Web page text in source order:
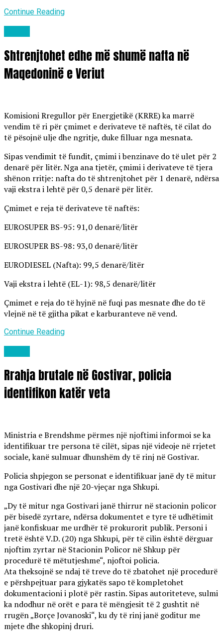
Continue Reading
Shtrenjtohet edhe më shumë nafta në
Maqedoninë e Veriut
Komisioni Rregullor për Energjetikë (KRRE) ka marrë
vendim të ri për çmimet e derivateve të naftës, të cilat do
të pësojnë ulje dhe ngritje, duke filluar nga mesnata.
Sipas vendimit të fundit, çmimi i benzinave do të ulet për 2
denarë për litër. Nga ana tjetër, çmimi i derivateve të tjera
shënon rritje: nafta do të shtrenjtohet për 1 denarë, ndërsa
vaji ekstra i lehtë për 0,5 denarë për litër.
Çmimet e reja të derivateve të naftës:
EUROSUPER BS-95: 91,0 denarë/litër
EUROSUPER BS-98: 93,0 denarë/litër
EURODIESEL (Nafta): 99,5 denarë/litër
Vaji ekstra i lehtë (EL-1): 98,5 denarë/litër
Çmimet e reja do të hyjnë në fuqi pas mesnate dhe do të
vlejnë në të gjitha pikat e karburanteve në vend.
Continue Reading
Rrahja brutale në Gostivar, policia
identifikon katër veta
Ministria e Brendshme përmes një njoftimi informoi se ka
identifikuar tre persona të cilët, sipas një videoje në rrjetet
sociale, kanë sulmuar dhunshëm dy të rinj në Gostivar.
Policia shpjegon se personat e identifikuar janë dy të mitur
nga Gostivari dhe një 20-vjeçar nga Shkupi.
„Dy të mitur nga Gostivari janë thirrur në stacionin policor
për bisedë zyrtare, ndërsa dokumentet e tyre të udhëtimit
janë konfiskuar me urdhër të prokurorit publik. Personi i
tretë është V.D. (20) nga Shkupi, për të cilin është dërguar
njoftim zyrtar në Stacionin Policor në Shkup për
procedurë të mëtutjeshme“, njoftoi policia.
Ata theksojnë se ndaj të treve do të zbatohet një procedurë
e përshpejtuar para gjykatës sapo të kompletohet
dokumentacioni i plotë për rastin. Sipas autoriteteve, sulmi
ka ndodhur në orët e para të mëngjesit të 2 gushtit në
rrugën „Borçe Jovanoski“, ku dy të rinj janë goditur me
mjete dhe shkopinj druri.